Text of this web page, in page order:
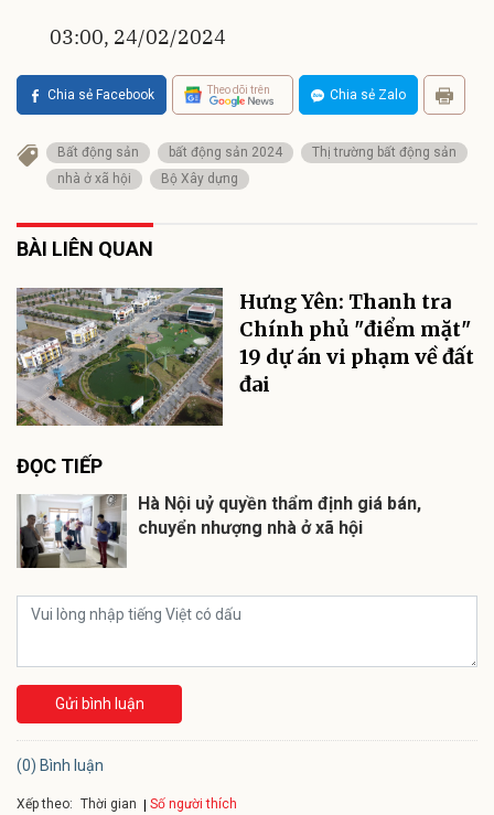
03:00, 24/02/2024
Chia sẻ Facebook Theo dõi trên Chia sẻ Zalo
Bất động sản bất động sản 2024
Thị trường bất động sản
nhà ở xã hội
Bộ Xây dựng
BÀI LIÊN QUAN
Hưng Yên: Thanh tra
Chính phủ "điểm mặt"
19 dự án vi phạm về đất
đai
ĐỌC TIẾP
Hà Nội uỷ quyền thẩm định giá bán,
chuyển nhượng nhà ở xã hội
Gửi bình luận
(0) Bình luận
Xếp theo: Thời gian Số người thích